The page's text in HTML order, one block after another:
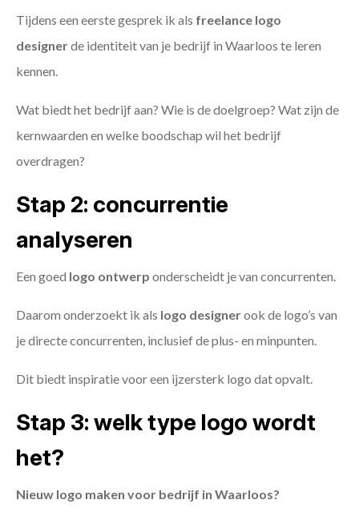
Tijdens een eerste gesprek ik als freelance logo
designerde identiteit van je bedrijf in Waarloos te leren
kennen.
Wat biedt het bedrijf aan? Wie is de doelgroep? Wat zijn de
kernwaarden en welke boodschap wil het bedrijf
overdragen?
Stap 2: concurrentie
analyseren
Een goed logo ontwerp onderscheidt je van concurrenten.
Daarom onderzoekt ik als logo designerook de logo’s van
je directe concurrenten, inclusief de plus- en minpunten.
Dit biedt inspiratie voor een ijzersterk logo dat opvalt.
Stap 3: welk type logo wordt
het?
Nieuw logo maken voor bedrijf in Waarloos?